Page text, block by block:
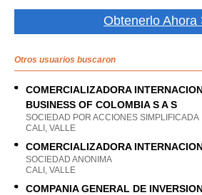
Obtenerlo Ahora
Otros usuarios buscaron
COMERCIALIZADORA
BUSINESS OF COLOMBIA S A S
SOCIEDAD POR ACCIONES SIMPLIFICADA
CALI, VALLE
COMERCIALIZADORA
SOCIEDAD ANONIMA
CALI, VALLE
COMPANIA GENERAL DE